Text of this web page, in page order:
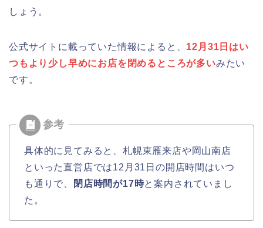
雑(混み具合)状況はどうなる?
しょう。
公式サイトに載っていた情報によると、 12月31日はい
つもより少し早めにお店を閉めるところが多いみたい
です。
具体的に見てみると、札幌東雁来店や岡山南店
といった直営店では12月31日の開店時間はいつ
も通りで、
閉店時間が17時と案内されていまし
た。